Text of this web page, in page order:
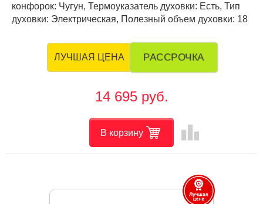
конфорок: Чугун, Термоуказатель духовки: Есть, Тип
духовки: Электрическая, Полезный объем духовки: 18
ЛУЧШАЯ ЦЕНА РАССРОЧКА
14 695 руб.
В корзину leaderboard